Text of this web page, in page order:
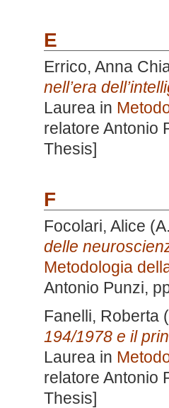
E
Errico, Anna
nell’era
Laurea in
relatore Antonio
Thesis]
F
Focolari, Alice
delle
Metodologia
Antonio Punzi,
Fanelli, Roberta
194/1978 e il
Laurea in
relatore Antonio
Thesis]